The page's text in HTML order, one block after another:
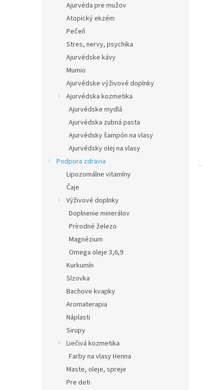
Ajurvéda pre mužov
Atopický ekzém
Pečeň
Stres, nervy, psychika
Ajurvédske kávy
Mumio
Ajurvédske výživové doplnky
Ajurvédska kozmetika
Ajurvédske mydlá
Ajurvédska zubná pasta
Ajurvédsky šampón na vlasy
Ajurvédsky olej na vlasy
Podpora zdravia
Lipozomálne vitamíny
Čaje
Výživové doplnky
Doplnenie minerálov
Prírodné železo
Magnézium
Omega oleje 3,6,9
Kurkumín
Slzovka
Bachove kvapky
Aromaterapia
Náplasti
Sirupy
Liečivá kozmetika
Farby na vlasy Henna
Maste, oleje, spreje
Pre deti